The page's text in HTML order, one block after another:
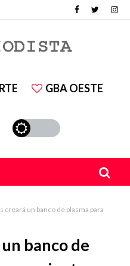
GBA OESTE
creará un banco de plasma para
banco de